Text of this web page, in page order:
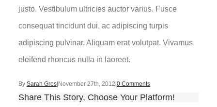
justo. Vestibulum ultricies auctor varius. Fusce
consequat tincidunt dui, ac adipiscing turpis
adipiscing pulvinar. Aliquam erat volutpat. Vivamus
eleifend rhoncus nulla in laoreet.
By Sarah Gros|November 27th, 2012|0 Comments
Share This Story, Choose Your Platform!